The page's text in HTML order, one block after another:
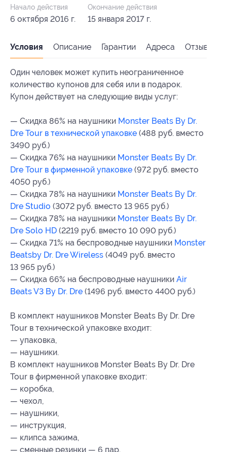
Начало действия
6 октября 2016 г.
Окончание действия
15 января 2017 г.
Условия Описание Гарантии Адреса Отзывы
Один человек может купить неограниченное
количество купонов для себя или в подарок.
Купон действует на следующие виды услуг:
— Скидка 86% на наушники Monster Beats By Dr.
Dre Tour в технической упаковке (488 руб. вместо
3490 руб.)
— Скидка 76% на наушники Monster Beats By Dr.
Dre Tour в фирменной упаковке (972 руб. вместо
4050 руб.)
— Скидка 78% на наушники Monster Beats By Dr.
Dre Studio (3072 руб. вместо 13 965 руб.)
— Скидка 78% на наушники Monster Beats By Dr.
Dre Solo HD (2219 руб. вместо 10 090 руб.)
— Скидка 71% на беспроводные наушники Monster
Beatsby Dr. Dre Wireless (4049 руб. вместо
13 965 руб.)
— Скидка 66% на беспроводные наушники Air
Beats V3 By Dr. Dre (1496 руб. вместо 4400 руб.)
В комплект наушников Monster Beats By Dr. Dre
Tour в технической упаковке входит:
— упаковка,
— наушники.
В комплект наушников Monster Beats By Dr. Dre
Tour в фирменной упаковке входит:
— коробка,
— чехол,
— наушники,
— инструкция,
— клипса зажима,
— сменные резинки — 6 пар.